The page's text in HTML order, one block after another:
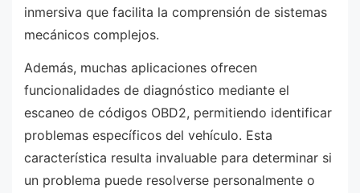
inmersiva que facilita la comprensión de sistemas
mecánicos complejos.
Además, muchas aplicaciones ofrecen
funcionalidades de diagnóstico mediante el
escaneo de códigos OBD2, permitiendo identificar
problemas específicos del vehículo. Esta
característica resulta invaluable para determinar si
un problema puede resolverse personalmente o